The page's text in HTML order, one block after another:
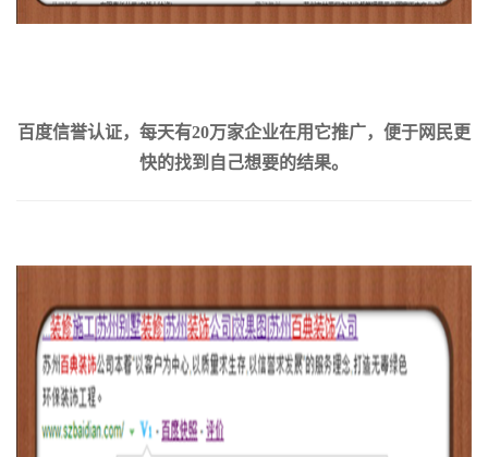
百度信誉认证，每天有20万家企业在用它推广，便于网民更
快的找到自己想要的结果。